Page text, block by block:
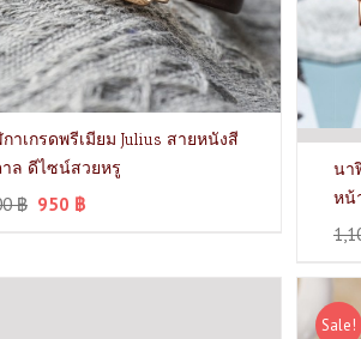
าเกรดพรีเมียม Julius สายหนังสี
ล ดีไซน์สวยหรู
฿ 950 ฿
นา
หน้
Sale!